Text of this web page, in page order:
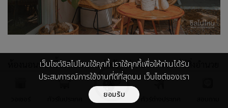
ห้องนอนห้องนี้จะมีขนาดกะทัดรัดกว่าห้องแรก แต่ก็มีสิ่งอำนวย
ความสะดวกทุกอย่างให้ครบเหมือนกัน ที่สำคัญคือห้องน้ำใน
สวนกว้างๆ ที่มีอ่างอาบน้ำให้เรานอนแช่ได้ทั้งวัน เรียกว่าเป็น
เว็บไซต์ชิลไปไหนใช้คุกกี้ เราใช้คุกกี้เพื่อให้ท่านได้รับ
ประสบการณ์การใช้งานที่ดีที่สุดบน เว็บไซต์ของเรา
ยอมรับ